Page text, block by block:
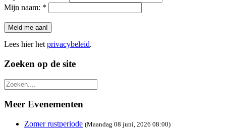
Mijn naam: *
Lees hier het privacybeleid.
Zoeken op de site
Meer Evenementen
Zomer rustperiode (Maandag 08 juni, 2026 08:00)